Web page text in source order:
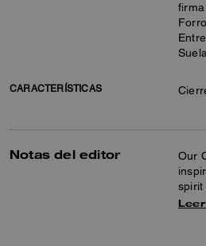
CARACTERÍSTICAS
Notas del editor
Our
spirit
City